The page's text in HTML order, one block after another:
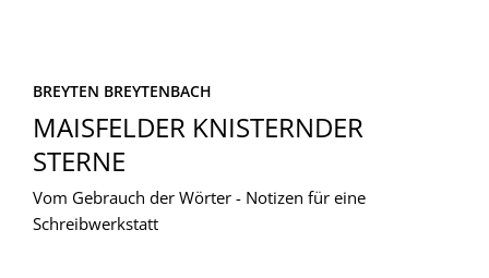
BREYTEN BREYTENBACH
MAISFELDER KNISTERNDER
STERNE
Vom Gebrauch der Wörter - Notizen für eine
Schreibwerkstatt